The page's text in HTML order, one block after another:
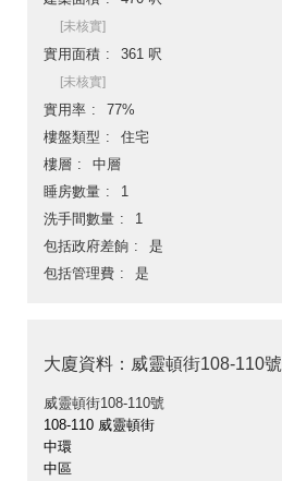
[未核實]
實用面積 361 呎
[未核實]
實用率
77%
樓盤類型
住宅
樓層
中層
睡房數量
1
洗手間數量
1
包括政府差餉
是
包括管理費
是
大廈資料：威靈頓街108-110號
威靈頓街108-110號
108-110 威靈頓街
中環
中區